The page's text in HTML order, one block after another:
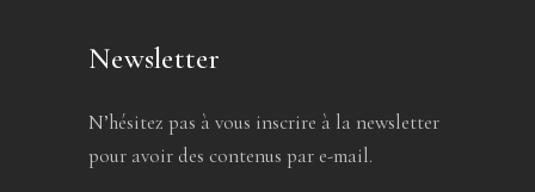
Newsletter
N’hésitez pas à vous inscrire à la newsletter
pour avoir des contenus par e-mail.